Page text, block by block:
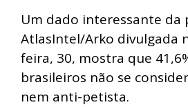
Um dado interessante da
AtlasIntel/Arko divulgada
feira, 30, mostra que
brasileiros não se
nem anti-petista.